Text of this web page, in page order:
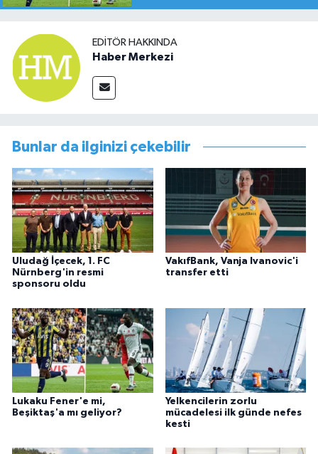
EDITÖR HAKKINDA
Haber Merkezi
Bunlar da ilginizi çekebilir
Uludağ İçecek, 1. FC
Nürnberg'in resmi
sponsoru oldu
VakıfBank, Vanja Ivanovic'i
transfer etti
Lukaku Fener'e mi,
Beşiktaş'a mı geliyor?
Yelkencilerin zorlu
mücadelesi ilk günde nefes
kesti